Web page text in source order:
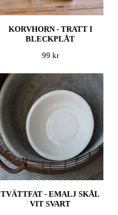
KORVHORN - TRATT I
BLECKPLÅT
99 kr
TVÄTTFAT - EMALJ SKÅL
VIT SVART